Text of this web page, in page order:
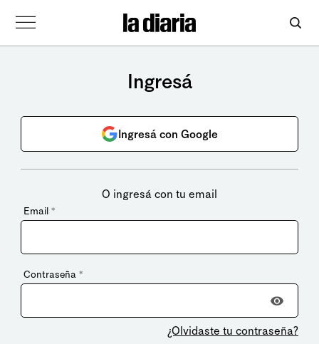
Ingresá
Ingresá con Google
O ingresá con tu email
Email *
Contraseña *
¿Olvidaste tu contraseña?